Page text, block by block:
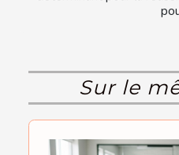
Sur le